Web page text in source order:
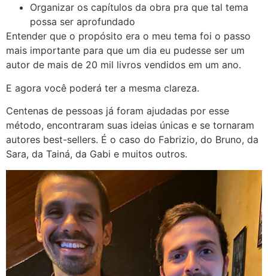
Organizar os capítulos da obra pra que tal tema
possa ser aprofundado
Entender que o propósito era o meu tema foi o passo
mais importante para que um dia eu pudesse ser um
autor de mais de 20 mil livros vendidos em um ano.
E agora você poderá ter a mesma clareza.
Centenas de pessoas já foram ajudadas por esse
método, encontraram suas ideias únicas e se tornaram
autores best-sellers. É o caso do Fabrizio, do Bruno, da
Sara, da Tainá, da Gabi e muitos outros.